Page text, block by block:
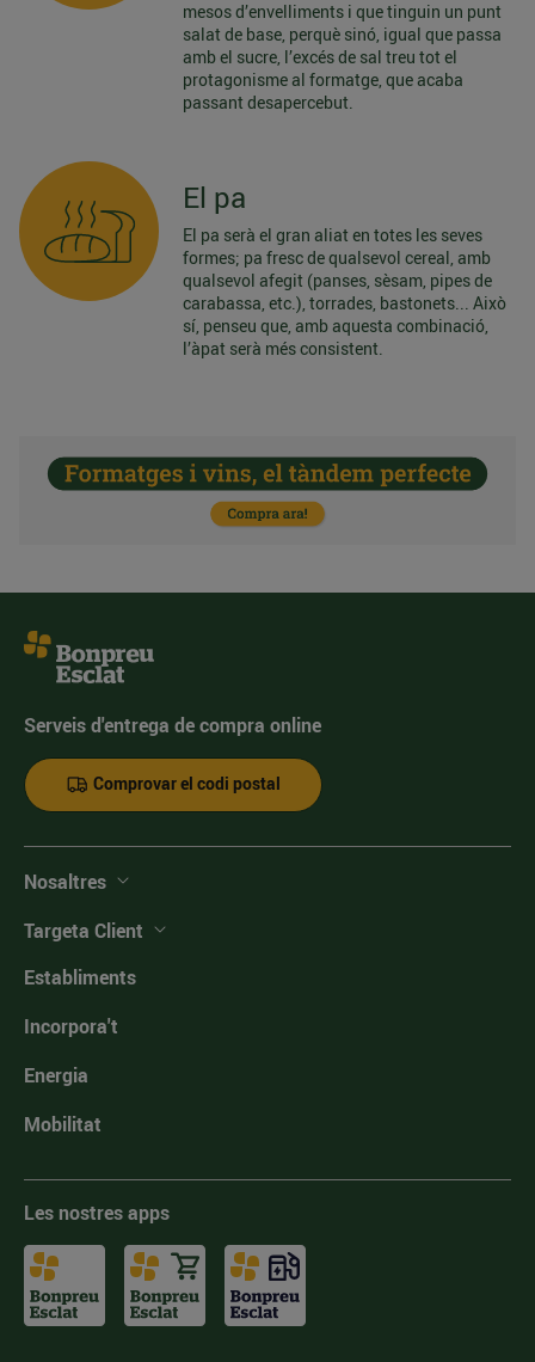
mesos d’envelliments i que tinguin un punt
salat de base, perquè sinó, igual que passa
amb el sucre, l’excés de sal treu tot el
protagonisme al formatge, que acaba
passant desapercebut.
El pa
El pa serà el gran aliat en totes les seves
formes; pa fresc de qualsevol cereal, amb
qualsevol afegit (panses, sèsam, pipes de
carabassa, etc.), torrades, bastonets... Això
sí, penseu que, amb aquesta combinació,
l’àpat serà més consistent.
Serveis d'entrega de compra online
Comprovar el codi postal
Nosaltres
Targeta Client
Establiments
Incorpora't
Energia
Mobilitat
Les nostres apps